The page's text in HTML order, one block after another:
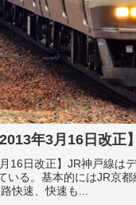
年3月16日改正】
16日改正】JR神戸線は
いる。基本的にはJR京
快速、快速も...